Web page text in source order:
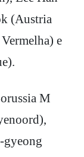
(Austria
e
M
gyeong